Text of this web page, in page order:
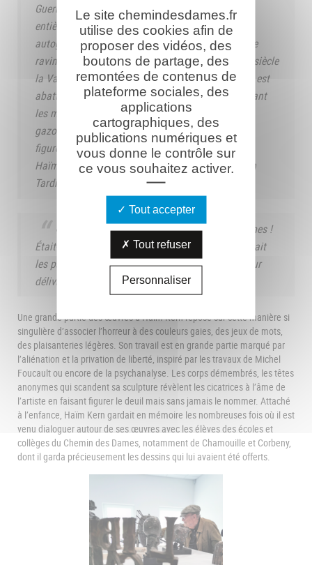
Guerre. Trois fois vandalisé, la dernière fois
entièrement détruit. Il a fallu faire une réplique
autographe et le déplacer. Il domine maintenant le
ravin de la Vallée-Foulon, appelé encore au XVIIe siècle
la Vallée de la Misère. Une plus grande misère s’y est
abattue en 1917 avec l’offensive Nivelle. Maintenant
les moineaux friquets viennent s’y percher en
gazouillant pour tenir compagnie aux têtes qui y
figurent.
Haïm Kern. Réponse à une lettre de mon ami Jean
Tardieu (…).
« Dire que l’on appelait ça le Chemin des Dames !
Était-ce parce que, dans un temps jadis, on y menait
les parturientes rétives en carriole pour aider à leur
délivrance ? » Dernière mission, Haïm Kern.
Une grande partie des œuvres d’Haïm Kern repose sur cette manière si
singulière d’associer l’horreur à des couleurs gaies, des jeux de mots,
des plaisanteries légères. Son travail est en grande partie marqué par
l’aliénation et la privation de liberté, inspiré par les travaux de Michel
Foucault ou encore de la psychanalyse. Les corps démembrés, les têtes
anonymes qui scandent sa sculpture révèlent les cicatrices à l’âme de
l’artiste en faisant figurer le deuil mais sans jamais le nommer. Attaché
à l’enfance, Haïm Kern gardait en mémoire les nombreuses fois où il est
venu dialoguer autour de ses œuvres avec les élèves des écoles et
collèges du Chemin des Dames, notamment de Chamouille et Corbeny,
dont il garda précieusement les dessins qui lui avaient été offerts.
Le site chemindesdames.fr
utilise des cookies afin de
proposer des vidéos, des
boutons de partage, des
remontées de contenus de
plateforme sociales, des
applications
cartographiques, des
publications numériques et
vous donne le contrôle sur
ce vous souhaitez activer.
Tout accepter
Tout refuser
Personnaliser